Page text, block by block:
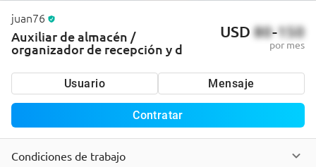
juan76
Auxiliar de almacén /
organizador de recepción y d
USD 80-150
por mes
Usuario Mensaje
Contratar
Condiciones de trabajo